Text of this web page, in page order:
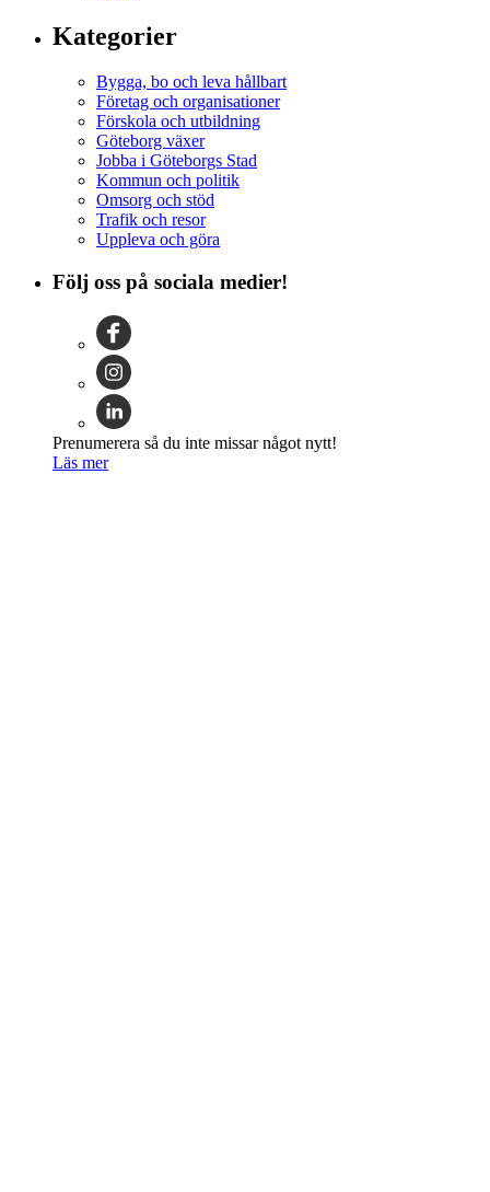
Kategorier
Bygga, bo och leva hållbart
Företag och organisationer
Förskola och utbildning
Göteborg växer
Jobba i Göteborgs Stad
Kommun och politik
Omsorg och stöd
Trafik och resor
Uppleva och göra
Följ oss på sociala medier!
Prenumerera så du inte missar något nytt!
Läs mer